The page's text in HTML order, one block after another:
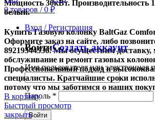
0товаров / 0 ₽
Вход / Регистрация
ВойтиСоздать аккаунт
Имя пользователя или электронная
Пароль *
Войти
Мощность 30кВт. Производительность
белый.
Купить Газовую колонку BaltGaz
Оформите заказ на сайте, либо
89219344536. Мы осуществим
обслуживание и ремонт газовых
Профессиональный подход и
специалисты. Кратчайшие сроки
потому что мы заботимся о наших
В корзину
Быстрый просмотр
закрыть